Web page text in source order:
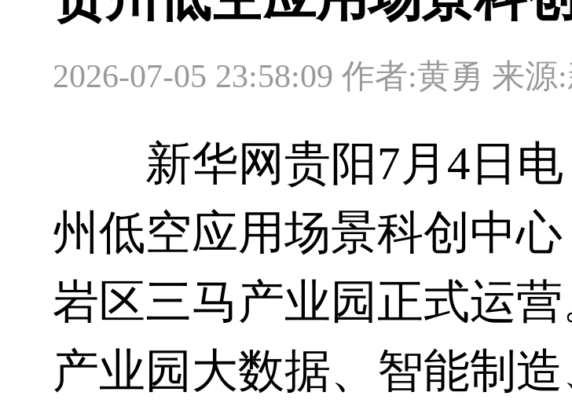
2026-07-05 23:58:09 作者:黄勇 来源
新华网 贵阳 7月4日
州低空应用场景科创中
岩区三马产业园正式运
产业园 大数据、智能制